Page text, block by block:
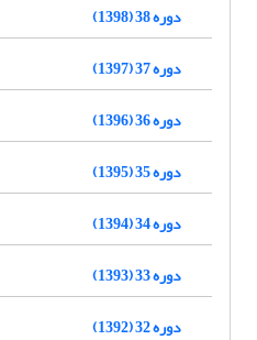
دوره 38 (1398)
دوره 37 (1397)
دوره 36 (1396)
دوره 35 (1395)
دوره 34 (1394)
دوره 33 (1393)
دوره 32 (1392)